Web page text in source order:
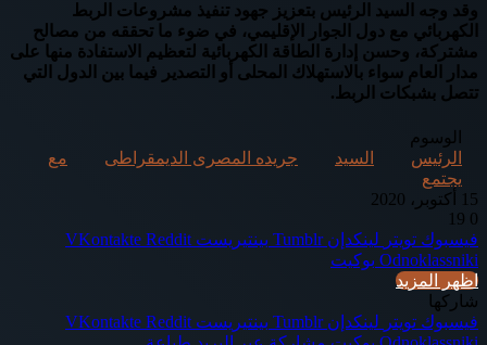
وقد وجه السيد الرئيس بتعزيز جهود تنفيذ مشروعات الربط
الكهربائي مع دول الجوار الإقليمي، في ضوء ما تحققه من مصالح
مشتركة، وحسن إدارة الطاقة الكهربائية لتعظيم الاستفادة منها على
مدار العام سواء بالاستهلاك المحلى أو التصدير فيما بين الدول التي
تتصل بشبكات الربط.
الوسوم
الرئيس
السيد جريده المصرى الديمقراطى
مع
يجتمع
15 أكتوبر، 2020
0
فيسبوك تويتر لينكدإن بينتيريست
Odnoklassniki بوكيت
اظهر المزيد
شاركها
فيسبوك تويتر لينكدإن بينتيريست